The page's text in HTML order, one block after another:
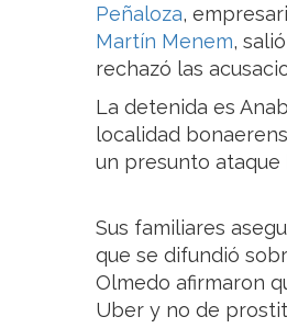
Peñaloza,
Martín Menem,
rechazó las
La detenida es
localidad
un presunto ataque
Sus familiares
que se difundió
Olmedo afirmaron
Uber y no de